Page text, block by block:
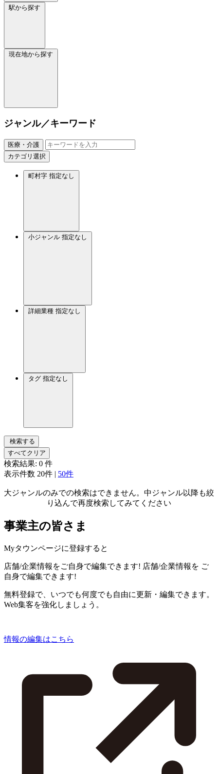
駅から探す
現在地から探す
ジャンル／キーワード
医療・介護
カテゴリ選択
町村字 指定なし
小ジャンル 指定なし
詳細業種 指定なし
タグ 指定なし
検索する
すべてクリア
検索結果: 0 件
表示件数 20件 | 50件
大ジャンルのみでの検索はできません。中ジャンル以降も絞
り込んで再度検索してみてください
事業主の皆さま
Myタウンページに登録すると
店舗/企業情報をご自身で編集できます! 店舗/企業情報を ご
自身で編集できます!
無料登録で、いつでも何度でも自由に更新・編集できます。
Web集客を強化しましょう。
情報の編集はこちら